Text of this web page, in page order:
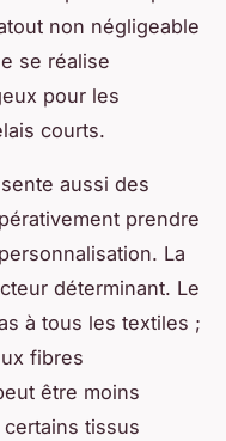
non négligeable
se réalise
pour les
courts.
aussi des
prendre
La
déterminant. Le
à tous les textiles ;
fibres
être moins
tissus